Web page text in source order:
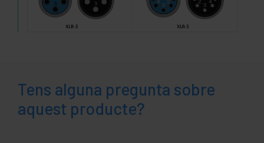
Tens alguna pregunta sobre
aquest producte?